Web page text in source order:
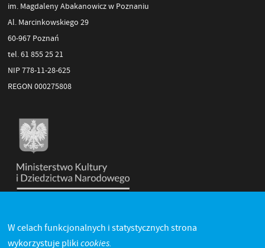
im. Magdaleny Abakanowicz w Poznaniu
Al. Marcinkowskiego 29
60-967 Poznań
tel. 61 855 25 21
NIP 778-11-28-625
REGON 000275808
W celach funkcjonalnych i statystycznych strona
wykorzystuje pliki cookies.